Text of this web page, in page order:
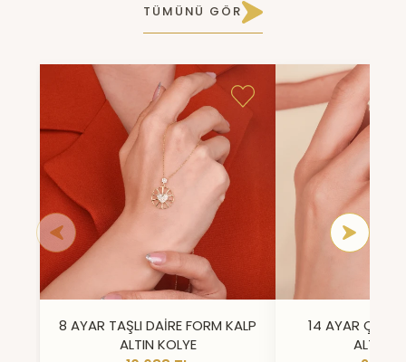
TÜMÜNÜ GÖR
8 AYAR TAŞLI DAİRE FORM KALP
ALTIN KOLYE
14 AYAR ÇİFT
ALTIN